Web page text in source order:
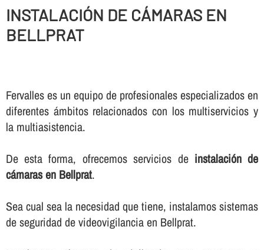
INSTALACIÓN DE CÁMARAS EN
BELLPRAT
Fervalles es un equipo de profesionales especializados en
diferentes ámbitos relacionados con los multiservicios y
la multiasistencia.
De esta forma, ofrecemos servicios de instalación de
cámaras en Bellprat.
Sea cual sea la necesidad que tiene, instalamos sistemas
de seguridad de videovigilancia en Bellprat.